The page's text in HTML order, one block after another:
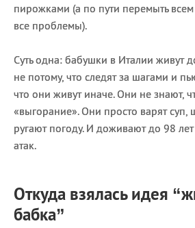
пирожками (а по пути перемыть всем
все проблемы).
Суть одна: бабушки в Италии живут
не потому, что следят за шагами и
что они живут иначе. Они не знают,
«выгорание». Они просто варят суп,
ругают погоду. И доживают до 98
атак.
Откуда взялась идея
бабка”